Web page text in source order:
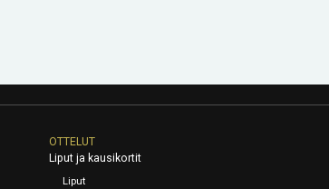
OTTELUT
Liput ja kausikortit
Liput